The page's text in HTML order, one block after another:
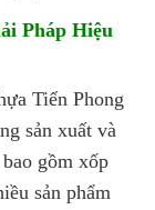
Pháp Hiệu
Tiến Phong
sản xuất và
gồm xốp
sản phẩm